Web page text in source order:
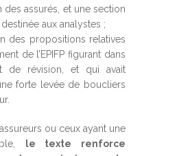
des assurés, et une section
aux analystes ;
des propositions relatives
de l’EPIFP figurant dans
de révision, et qui avait
forte levée de boucliers
ou ceux ayant une
le texte renforce